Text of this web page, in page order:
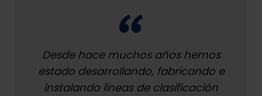
Desde hace muchos años hemos
estado desarrollando, fabricando e
instalando líneas de clasificación